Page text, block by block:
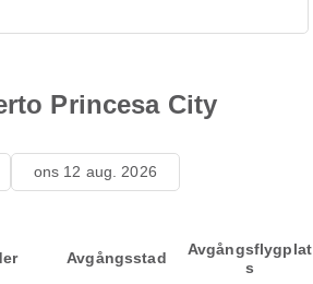
Princesa City
ons 12 aug. 2026
Avgångsstad
Avgångsflygplat
s